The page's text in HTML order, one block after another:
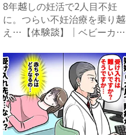
8年越しの妊活で2人目不妊
に。つらい不妊治療を乗り越
え…【体験談】｜ベビーカレ